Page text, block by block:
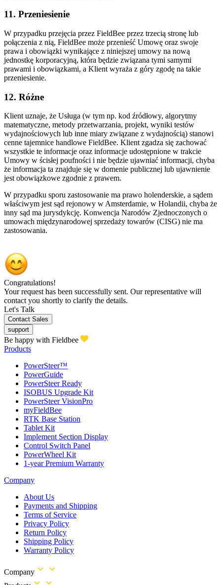
11. Przeniesienie
W przypadku przejęcia przez FieldBee przez trzecią stronę lub
połączenia z nią, FieldBee może przenieść Umowę oraz swoje
prawa i obowiązki wynikające z niniejszej umowy na nową
jednostkę korporacyjną, która będzie związana tymi samymi
prawami i obowiązkami, a Klient wyraża z góry zgodę na takie
przeniesienie.
12. Różne
Klient uznaje, że Usługa (w tym np. kod źródłowy, algorytmy
matematyczne, metody przetwarzania, projekt, wyniki testów
wydajnościowych lub inne miary związane z wydajnością) stanowi
cenne tajemnice handlowe FieldBee. Klient zgadza się zachować
wszystkie te informacje oraz informacje udostępnione w trakcie
Umowy w ścisłej poufności i nie będzie ujawniać informacji, chyba
że informacja ta znajduje się w domenie publicznej lub ujawnienie
jest obowiązkowe zgodnie z prawem.
W przypadku sporu zastosowanie ma prawo holenderskie, a sądem
właściwym jest sąd rejonowy w Amsterdamie, w Holandii, chyba że
inny sąd ma jurysdykcję. Konwencja Narodów Zjednoczonych o
umowach międzynarodowej sprzedaży towarów (CISG) nie ma
zastosowania.
Congratulations!
Your request has been successfully sent. Our representative will
contact you shortly to clarify the details.
Let's Talk
Contact Sales
support
Be happy with Fieldbee
Products
PowerSteer™
PowerGuide
PowerSteer Ready
ISOBUS Upgrade Kit
PowerSteer VisionPro
myFieldBee
RTK Base Station
Tablet Kit
Implement Section Display
Control Switch Panel
PowerWheel Kit
1-year Premium Warranty
Company
About Us
Payments and Shipping
Terms of Service
Privacy Policy
Return Policy
Shipping Policy
Warranty Policy
Company